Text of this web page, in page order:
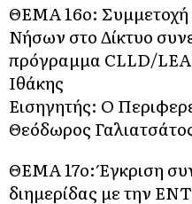
ΘΕΜΑ 16o: Συμμετοχή
Νήσων στο Δίκτυο
πρόγραμμα CLLD/
Ιθάκης
Εισηγητής: Ο
Θεόδωρος
ΘΕΜΑ 17o: Έγκριση
διημερίδας με την